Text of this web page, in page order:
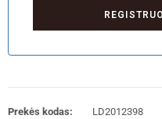
Prekės kodas:
LD2012398